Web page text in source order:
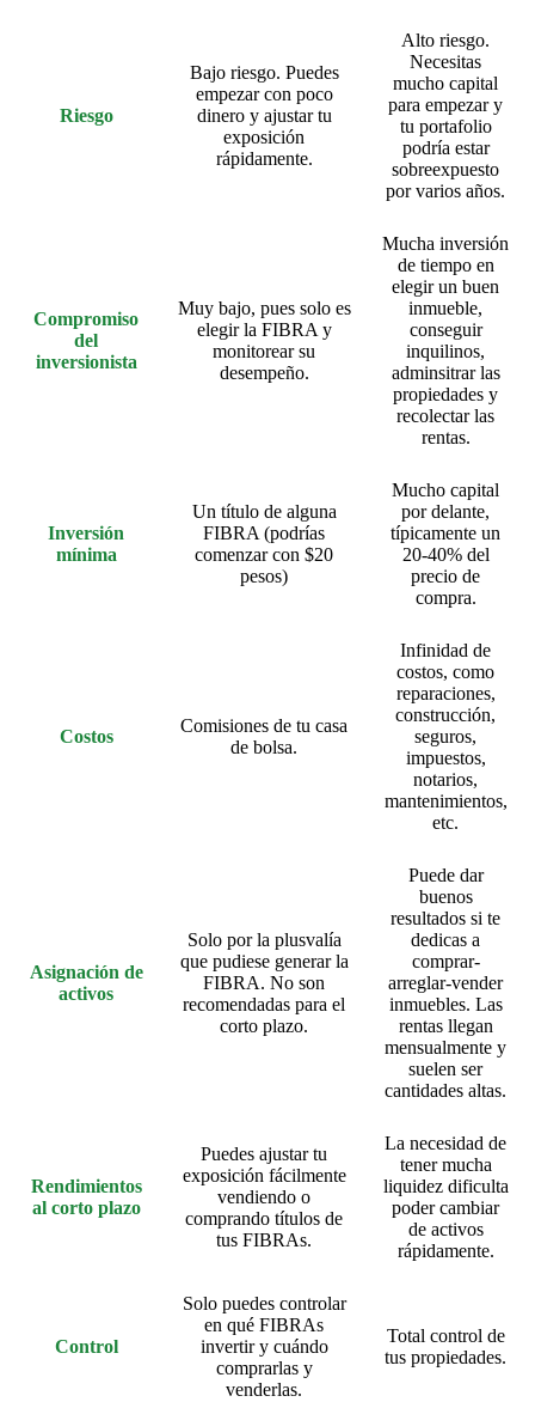
Riesgo
Bajo riesgo. Puedes
empezar con poco
dinero y ajustar tu
exposición
rápidamente.
Alto riesgo.
Necesitas
mucho capital
para empezar y
tu portafolio
podría estar
sobreexpuesto
por varios años.
Compromiso
del
inversionista
Muy bajo, pues solo es
elegir la FIBRA y
monitorear su
desempeño.
Mucha inversión
de tiempo en
elegir un buen
inmueble,
conseguir
inquilinos,
adminsitrar las
propiedades y
recolectar las
rentas.
Inversión
mínima
Un título de alguna
FIBRA (podrías
comenzar con $20
pesos)
Mucho capital
por delante,
típicamente un
20-40% del
precio de
compra.
Costos
Comisiones de tu casa
de bolsa.
Infinidad de
costos, como
reparaciones,
construcción,
seguros,
impuestos,
notarios,
mantenimientos,
etc.
Asignación de
activos
Solo por la plusvalía
que pudiese generar la
FIBRA. No son
recomendadas para el
corto plazo.
Puede dar
buenos
resultados si te
dedicas a
comprar-
arreglar-vender
inmuebles. Las
rentas llegan
mensualmente y
suelen ser
cantidades altas.
Rendimientos
al corto plazo
Puedes ajustar tu
exposición fácilmente
vendiendo o
comprando títulos de
tus FIBRAs.
La necesidad de
tener mucha
liquidez dificulta
poder cambiar
de activos
rápidamente.
Control
Solo puedes controlar
en qué FIBRAs
invertir y cuándo
comprarlas y
venderlas.
Total control de
tus propiedades.